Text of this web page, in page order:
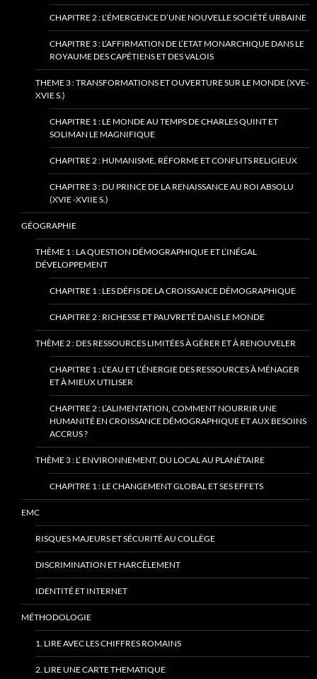
CHAPITRE 2 : L’ÉMERGENCE D’UNE NOUVELLE SOCIÉTÉ URBAINE
CHAPITRE 3 : L’AFFIRMATION DE L’ETAT MONARCHIQUE DANS LE
ROYAUME DES CAPÉTIENS ET DES VALOIS
THEME 3 : TRANSFORMATIONS ET OUVERTURE SUR LE MONDE (XVE-
XVIE S.)
CHAPITRE 1 : LE MONDE AU TEMPS DE CHARLES QUINT ET
SOLIMAN LE MAGNIFIQUE
CHAPITRE 2 : HUMANISME, RÉFORME ET CONFLITS RELIGIEUX
CHAPITRE 3 : DU PRINCE DE LA RENAISSANCE AU ROI ABSOLU
(XVIE -XVIIE S.)
GÉOGRAPHIE
THÈME 1 : LA QUESTION DÉMOGRAPHIQUE ET L’INÉGAL
DÉVELOPPEMENT
CHAPITRE 1 : LES DÉFIS DE LA CROISSANCE DÉMOGRAPHIQUE
CHAPITRE 2 : RICHESSE ET PAUVRETÉ DANS LE MONDE
THÈME 2 : DES RESSOURCES LIMITÉES À GÉRER ET À RENOUVELER
CHAPITRE 1 : L’EAU ET L’ÉNERGIE DES RESSOURCES À MÉNAGER
ET À MIEUX UTILISER
CHAPITRE 2 : L’ALIMENTATION, COMMENT NOURRIR UNE
HUMANITÉ EN CROISSANCE DÉMOGRAPHIQUE ET AUX BESOINS
ACCRUS ?
THÈME 3 : L’ ENVIRONNEMENT, DU LOCAL AU PLANÉTAIRE
CHAPITRE 1 : LE CHANGEMENT GLOBAL ET SES EFFETS
EMC
RISQUES MAJEURS ET SÉCURITÉ AU COLLÈGE
DISCRIMINATION ET HARCÈLEMENT
IDENTITÉ ET INTERNET
MÉTHODOLOGIE
1. LIRE AVEC LES CHIFFRES ROMAINS
2. LIRE UNE CARTE THEMATIQUE